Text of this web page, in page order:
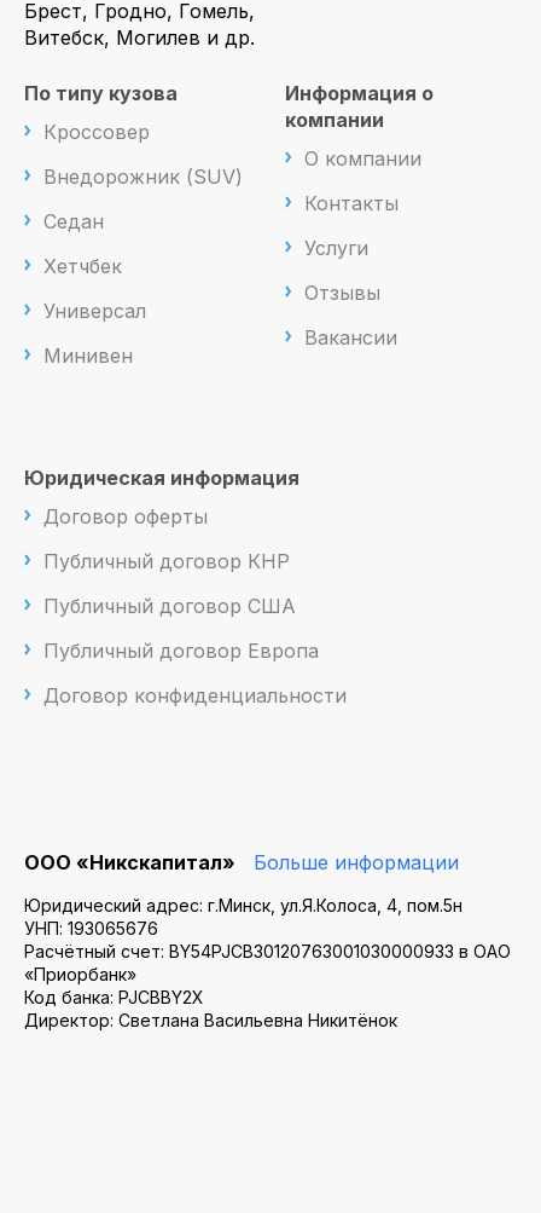
Брест, Гродно, Гомель,
Витебск, Могилев и др.
По типу кузова
Кроссовер
Внедорожник (SUV)
Седан
Хетчбек
Универсал
Минивен
Информация о
компании
О компании
Контакты
Услуги
Отзывы
Вакансии
Юридическая информация
Договор оферты
Публичный договор КНР
Публичный договор США
Публичный договор Европа
Договор конфиденциальности
ООО «Никскапитал» Больше информации
Юридический адрес: г.Минск, ул.Я.Колоса, 4, пом.5н
УНП: 193065676
Расчётный счет: BY54PJCB30120763001030000933 в ОАО
«Приорбанк»
Код банка: PJCBBY2X
Директор: Светлана Васильевна Никитёнок